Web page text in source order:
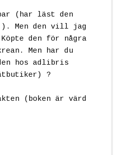
(har läst den
Men den vill jag
den för några
Men har du
hos adlibris
?
(boken är värd